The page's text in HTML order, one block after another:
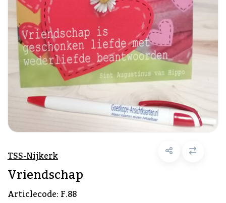
TSS-Nijkerk
Vriendschap
Articlecode:F.88